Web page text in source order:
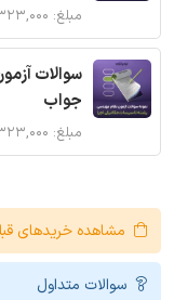
مبلغ: ۳۲۳,۰۰۰ تومان
سوالات
جواب
مبلغ: ۳۲۳,۰۰۰ تومان
مشاهده خریدهای
سوالات متداول